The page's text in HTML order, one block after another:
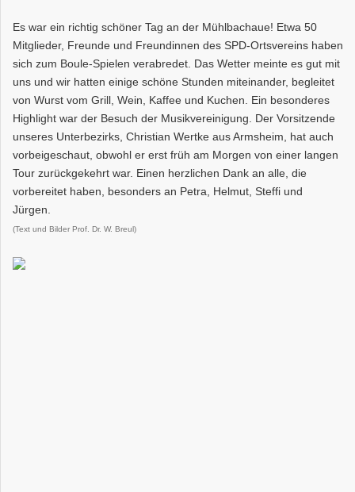
Es war ein richtig schöner Tag an der Mühlbachaue! Etwa 50
Mitglieder, Freunde und Freundinnen des SPD-Ortsvereins haben
sich zum Boule-Spielen verabredet. Das Wetter meinte es gut mit
uns und wir hatten einige schöne Stunden miteinander, begleitet
von Wurst vom Grill, Wein, Kaffee und Kuchen. Ein besonderes
Highlight war der Besuch der Musikvereinigung. Der Vorsitzende
unseres Unterbezirks, Christian Wertke aus Armsheim, hat auch
vorbeigeschaut, obwohl er erst früh am Morgen von einer langen
Tour zurückgekehrt war. Einen herzlichen Dank an alle, die
vorbereitet haben, besonders an Petra, Helmut, Steffi und
Jürgen.
(Text und Bilder Prof. Dr. W. Breul)